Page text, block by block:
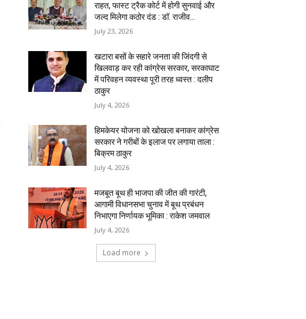
राहत, फास्ट ट्रैक कोर्ट में होगी सुनवाई और
जल्द मिलेगा कठोर दंड : डॉ. राजीव...
July 23, 2026
खटारा बसों के सहारे जनता की जिंदगी से
खिलवाड़ कर रही कांग्रेस सरकार, सरकाघाट
में परिवहन व्यवस्था पूरी तरह ध्वस्त : दलीप
ठाकुर
July 4, 2026
हिमकेयर योजना को खोखला बनाकर कांग्रेस
सरकार ने गरीबों के इलाज पर लगाया ताला :
बिक्रम ठाकुर
July 4, 2026
मजबूत बूथ ही भाजपा की जीत की गारंटी,
आगामी विधानसभा चुनाव में बूथ प्रबंधन
निभाएगा निर्णायक भूमिका : राकेश जमवाल
July 4, 2026
Load more